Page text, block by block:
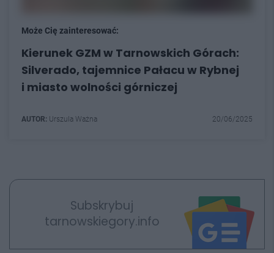
Może Cię zainteresować:
Kierunek GZM w Tarnowskich Górach:
Silverado, tajemnice Pałacu w Rybnej
i miasto wolności górniczej
AUTOR: Urszula Ważna 20/06/2025
Subskrybuj
tarnowskiegory.info